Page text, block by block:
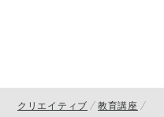
クリエイティブ 教育講座